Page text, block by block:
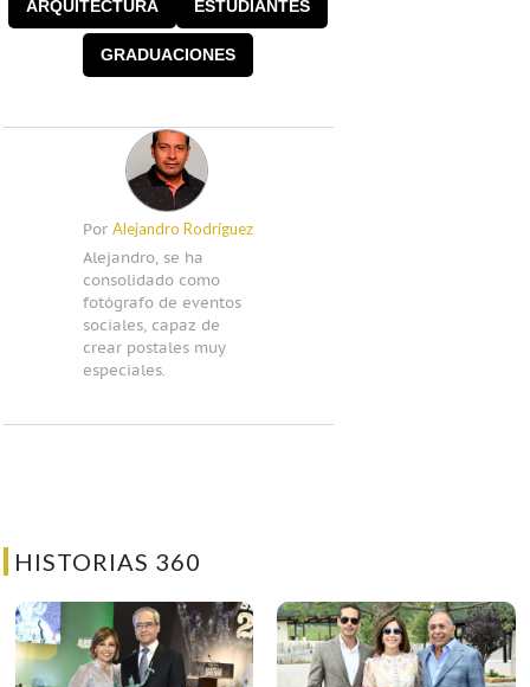
ARQUITECTURA ESTUDIANTES
GRADUACIONES
PorAlejandro Rodríguez
Alejandro, se ha
consolidado como
fotógrafo de eventos
sociales, capaz de
crear postales muy
especiales.
HISTORIAS 360